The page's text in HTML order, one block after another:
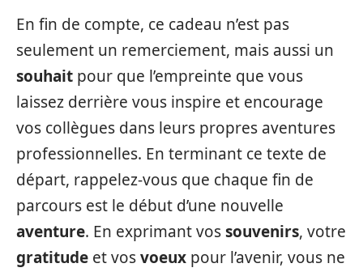
En fin de compte, ce cadeau n’est pas
seulement un remerciement, mais aussi un
souhait pour que l’empreinte que vous
laissez derrière vous inspire et encourage
vos collègues dans leurs propres aventures
professionnelles. En terminant ce texte de
départ, rappelez-vous que chaque fin de
parcours est le début d’une nouvelle
aventure. En exprimant vossouvenirs, votre
gratitude et vosvoeux pour l’avenir, vous ne